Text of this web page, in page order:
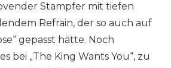
Stampfer mit tiefen
Refrain, der so auch auf
gepasst hätte. Noch
bei „The King Wants You“, zu